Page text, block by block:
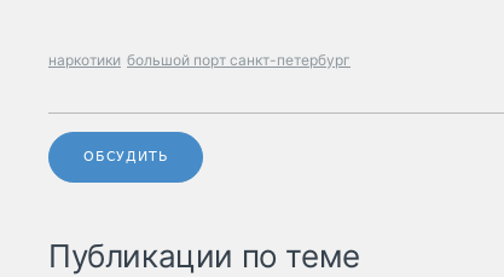
наркотики большой порт санкт-петербург
ОБСУДИТЬ
Публикации по теме